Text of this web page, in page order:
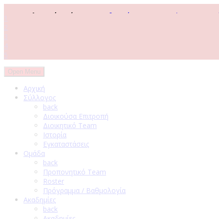
Τελευταία Νέα : Πανερυθραϊκός: Η επιστροφή του
Open Menu
Αρχική
Σύλλογος
back
Διοικούσα Επιτροπή
Διοικητικό Τeam
Ιστορία
Εγκαταστάσεις
Ομάδα
back
Προπονητικό Team
Roster
Πρόγραμμα / Βαθμολογία
Ακαδημίες
back